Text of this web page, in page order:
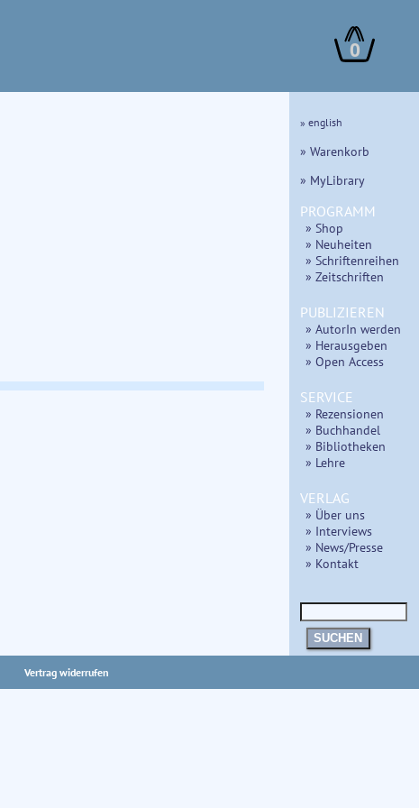
0
» english
» Warenkorb
» MyLibrary
PROGRAMM
» Shop
» Neuheiten
» Schriftenreihen
» Zeitschriften
PUBLIZIEREN
» AutorIn werden
» Herausgeben
» Open Access
SERVICE
» Rezensionen
» Buchhandel
» Bibliotheken
» Lehre
VERLAG
» Über uns
» Interviews
» News/Presse
» Kontakt
SUCHEN
Vertrag widerrufen